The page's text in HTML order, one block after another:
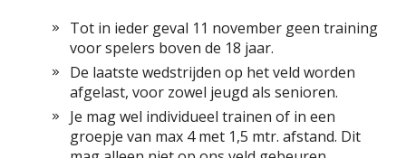
Tot in ieder geval 11 november geen training
voor spelers boven de 18 jaar.
De laatste wedstrijden op het veld worden
afgelast, voor zowel jeugd als senioren.
Je mag wel individueel trainen of in een
groepje van max 4 met 1,5 mtr. afstand. Dit